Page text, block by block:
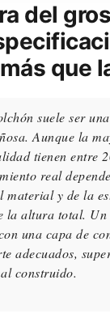
del
que
suele ser
Aunque la
tienen entre
real
material y de la
la altura total.
una capa de
adecuados,
construido.